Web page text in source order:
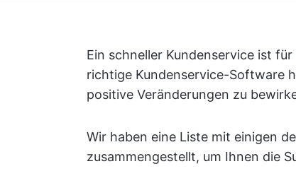
Ein schneller Kundenservice ist
richtige Kundenservice-Software
positive Veränderungen zu
Wir haben eine Liste mit einigen
zusammengestellt, um Ihnen die